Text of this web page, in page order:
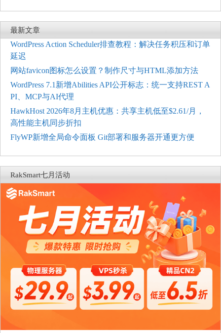
最新文章
WordPress Action Scheduler排查教程：解决任务积压和订单
延迟
网站favicon图标怎么设置？制作尺寸与HTML添加方法
WordPress 7.1新增Abilities API公开标志：统一支持REST A
PI、MCP与AI代理
HawkHost 2026年8月主机优惠：共享主机低至$2.61/月，
高性能主机同步折扣
FlyWP新增全局命令面板 Git部署和服务器开通更方便
RakSmart七月活动